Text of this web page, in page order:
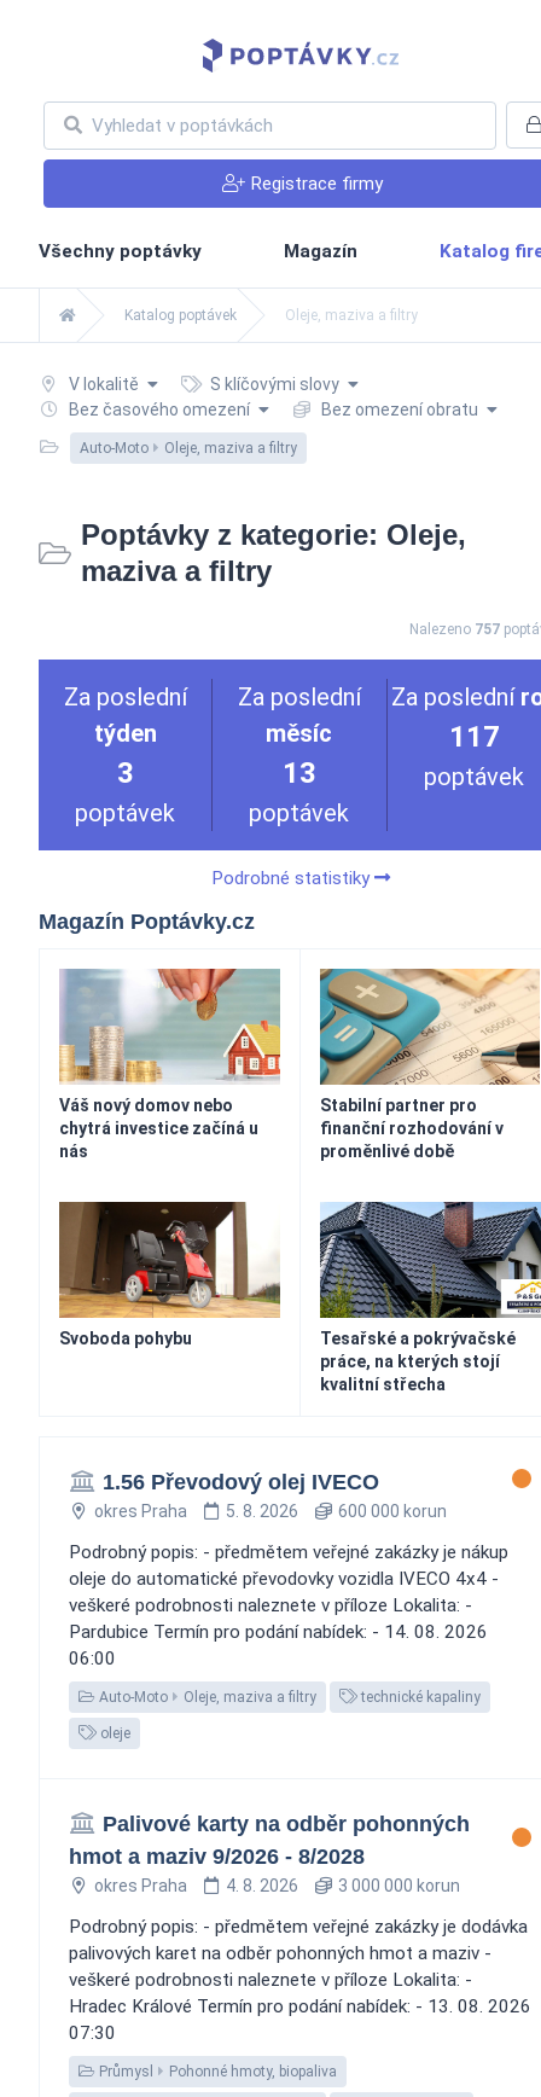
Registrace firmy
Všechny poptávky Magazín Katalog
Katalog poptávek Oleje, maziva a filtry
V lokalitě
S klíčovými slovy
Bez časového omezení
Bez omezení obratu
Auto-Moto Oleje, maziva a filtry
Poptávky z kategorie: Oleje,
maziva a filtry
Nalezeno 757
Za poslední
týden
3
poptávek
Za poslední
měsíc
13
poptávek
Za poslední
117
poptávek
Podrobné statistiky
Magazín Poptávky.cz
Váš nový domov nebo
chytrá investice začíná u
nás
Stabilní partner pro
finanční rozhodování v
proměnlivé době
Svoboda pohybu
Tesařské a pokrývačské
práce, na kterých stojí
kvalitní střecha
1.56 Převodový olej IVECO
okres Praha 5. 8. 2026 600 000 korun
Podrobný popis: - předmětem veřejné zakázky je nákup
oleje do automatické převodovky vozidla IVECO 4x4 -
veškeré podrobnosti naleznete v příloze Lokalita: -
Pardubice Termín pro podání nabídek: - 14. 08. 2026
06:00
Auto-Moto Oleje, maziva a filtry technické kapaliny
oleje
Palivové karty na odběr pohonných
hmot a maziv 9/2026 - 8/2028
okres Praha 4. 8. 2026 3 000 000 korun
Podrobný popis: - předmětem veřejné zakázky je dodávka
palivových karet na odběr pohonných hmot a maziv -
veškeré podrobnosti naleznete v příloze Lokalita: -
Hradec Králové Termín pro podání nabídek: - 13. 08. 2026
07:30
Průmysl Pohonné hmoty, biopaliva